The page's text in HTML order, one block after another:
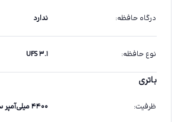
درگاه حافظه: ندارد
نوع حافظه: UFS ۳.۱
باتری
ظرفیت: ۴۴۰۰ میلی‌آمپر ساعت